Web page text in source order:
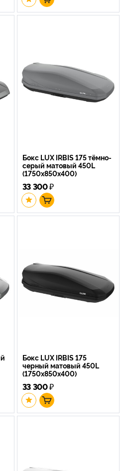
Бокс LUX IRBIS 175 тёмно-
серый матовый 450L
(1750х850х400)
33 300₽
Бокс LUX IRBIS 175
черный матовый 450L
(1750х850х400)
33 300₽